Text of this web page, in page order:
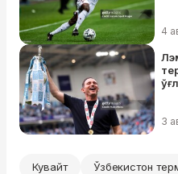
4
3
Кувайт Ўзбекистон